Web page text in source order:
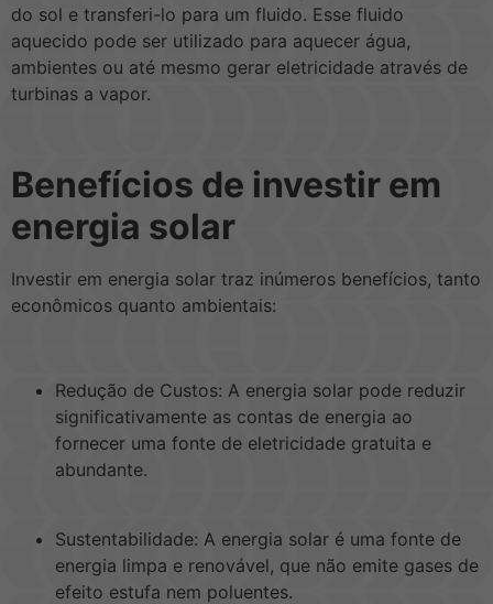
do sol e transferi-lo para um fluido. Esse fluido
aquecido pode ser utilizado para aquecer água,
ambientes ou até mesmo gerar eletricidade através de
turbinas a vapor.
Benefícios de investir em
energia solar
Investir em energia solar traz inúmeros benefícios, tanto
econômicos quanto ambientais:
Redução de Custos: A energia solar pode reduzir
significativamente as contas de energia ao
fornecer uma fonte de eletricidade gratuita e
abundante.
Sustentabilidade: A energia solar é uma fonte de
energia limpa e renovável, que não emite gases de
efeito estufa nem poluentes.